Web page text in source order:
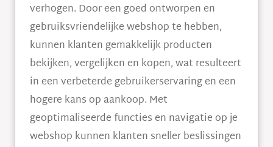
verhogen. Door een goed ontworpen en
gebruiksvriendelijke webshop te hebben,
kunnen klanten gemakkelijk producten
bekijken, vergelijken en kopen, wat resulteert
in een verbeterde gebruikerservaring en een
hogere kans op aankoop. Met
geoptimaliseerde functies en navigatie op je
webshop kunnen klanten sneller beslissingen